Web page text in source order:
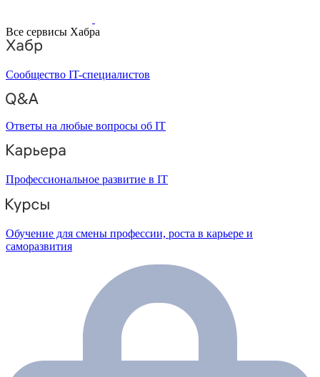
Все сервисы Хабра
Сообщество IT-специалистов
Ответы на любые вопросы об IT
Профессиональное развитие в IT
Обучение для смены профессии, роста в карьере и
саморазвития